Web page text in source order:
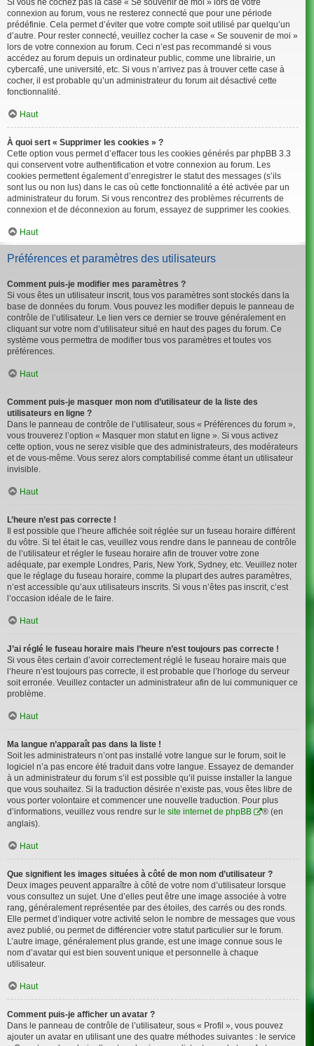
Si vous ne cochez pas la case « Se souvenir de moi » lors de votre
connexion au forum, vous ne resterez connecté que pour une période
prédéfinie. Cela permet d’éviter que votre compte soit utilisé par quelqu’un
d’autre. Pour rester connecté, veuillez cocher la case « Se souvenir de moi »
lors de votre connexion au forum. Ceci n’est pas recommandé si vous
accédez au forum depuis un ordinateur public, comme une librairie, un
cybercafé, une université, etc. Si vous n’arrivez pas à trouver cette case à
cocher, il est probable qu’un administrateur du forum ait désactivé cette
fonctionnalité.
Haut
À quoi sert « Supprimer les cookies » ?
Cette option vous permet d’effacer tous les cookies générés par phpBB 3.3
qui conservent votre authentification et votre connexion au forum. Les
cookies permettent également d’enregistrer le statut des messages (s’ils
sont lus ou non lus) dans le cas où cette fonctionnalité a été activée par un
administrateur du forum. Si vous rencontrez des problèmes récurrents de
connexion et de déconnexion au forum, essayez de supprimer les cookies.
Haut
Préférences et paramètres des utilisateurs
Comment puis-je modifier mes paramètres ?
Si vous êtes un utilisateur inscrit, tous vos paramètres sont stockés dans la
base de données du forum. Vous pouvez les modifier depuis le panneau de
contrôle de l’utilisateur. Le lien vers ce dernier se trouve généralement en
cliquant sur votre nom d’utilisateur situé en haut des pages du forum. Ce
système vous permettra de modifier tous vos paramètres et toutes vos
préférences.
Haut
Comment puis-je masquer mon nom d’utilisateur de la liste des
utilisateurs en ligne ?
Dans le panneau de contrôle de l’utilisateur, sous « Préférences du forum »,
vous trouverez l’option « Masquer mon statut en ligne ». Si vous activez
cette option, vous ne serez visible que des administrateurs, des modérateurs
et de vous-même. Vous serez alors comptabilisé comme étant un utilisateur
invisible.
Haut
L’heure n’est pas correcte !
Il est possible que l’heure affichée soit réglée sur un fuseau horaire différent
du vôtre. Si tel était le cas, veuillez vous rendre dans le panneau de contrôle
de l’utilisateur et régler le fuseau horaire afin de trouver votre zone
adéquate, par exemple Londres, Paris, New York, Sydney, etc. Veuillez noter
que le réglage du fuseau horaire, comme la plupart des autres paramètres,
n’est accessible qu’aux utilisateurs inscrits. Si vous n’êtes pas inscrit, c’est
l’occasion idéale de le faire.
Haut
J’ai réglé le fuseau horaire mais l’heure n’est toujours pas correcte !
Si vous êtes certain d’avoir correctement réglé le fuseau horaire mais que
l’heure n’est toujours pas correcte, il est probable que l’horloge du serveur
soit erronée. Veuillez contacter un administrateur afin de lui communiquer ce
problème.
Haut
Ma langue n’apparaît pas dans la liste !
Soit les administrateurs n’ont pas installé votre langue sur le forum, soit le
logiciel n’a pas encore été traduit dans votre langue. Essayez de demander
à un administrateur du forum s’il est possible qu’il puisse installer la langue
que vous souhaitez. Si la traduction désirée n’existe pas, vous êtes libre de
vous porter volontaire et commencer une nouvelle traduction. Pour plus
d’informations, veuillez vous rendre sur le site internet de phpBB
® (en
anglais).
Haut
Que signifient les images situées à côté de mon nom d’utilisateur ?
Deux images peuvent apparaître à côté de votre nom d’utilisateur lorsque
vous consultez un sujet. Une d’elles peut être une image associée à votre
rang, généralement représentée par des étoiles, des carrés ou des ronds.
Elle permet d’indiquer votre activité selon le nombre de messages que vous
avez publié, ou permet de différencier votre statut particulier sur le forum.
L’autre image, généralement plus grande, est une image connue sous le
nom d’avatar qui est bien souvent unique et personnelle à chaque
utilisateur.
Haut
Comment puis-je afficher un avatar ?
Dans le panneau de contrôle de l’utilisateur, sous « Profil », vous pouvez
ajouter un avatar en utilisant une des quatre méthodes suivantes : le service